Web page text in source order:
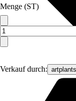
Verkauf durch: artplants
Menge (ST)